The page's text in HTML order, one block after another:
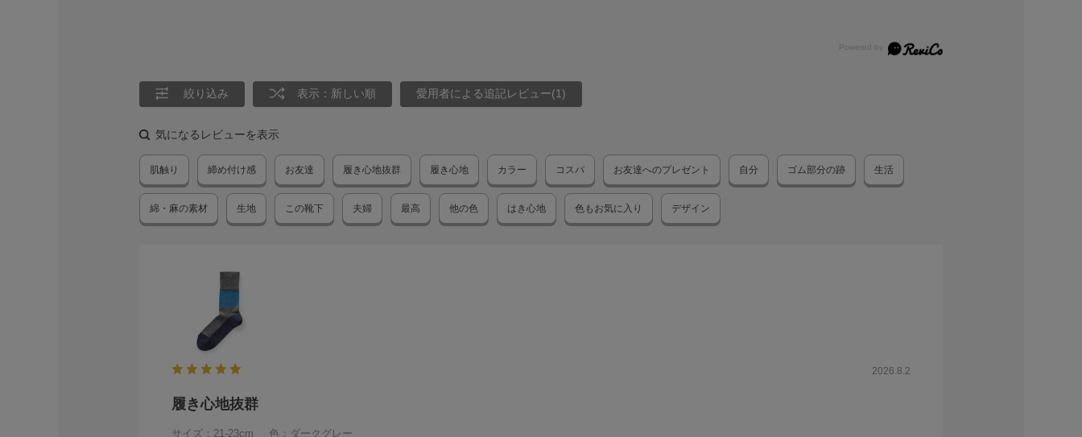
絞り込み 表示：新しい順 愛用者による追記レビュー(1)
気になるレビューを表示
肌触り 締め付け感 お友達 履き心地抜群 履き心地 カラー コスパ お友達へのプレゼント 自分 ゴム部分の跡 生活
綿・麻の素材 生地 この靴下 夫婦 最高 他の色 はき心地 色もお気に入り デザイン
2026.8.2
履き心地抜群
サイズ：21-23cm 色：ダークグレー